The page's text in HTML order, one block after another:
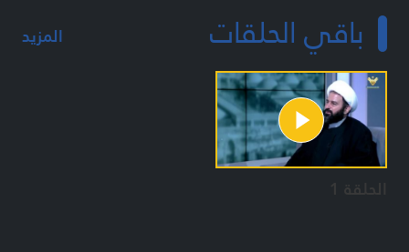
باقي الحلقات المزيد
الحلقة 1